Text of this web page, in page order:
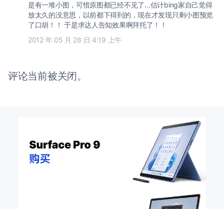
是有一堆小图，可惜原图都已经不见了…估计bing家自己觉得
放太久的没意思，以前都下得到的，现在才发现只剩小图预览
了口胡！！ 于是求达人告知效果啊拜托了！！
2012 年 05 月 28 日 4:19 上午
评论当前被关闭。